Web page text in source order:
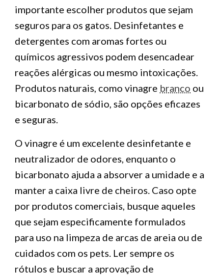
importante escolher produtos que sejam
seguros para os gatos. Desinfetantes e
detergentes com aromas fortes ou
químicos agressivos podem desencadear
reações alérgicas ou mesmo intoxicações.
Produtos naturais, como vinagre branco ou
bicarbonato de sódio, são opções eficazes
e seguras.
O vinagre é um excelente desinfetante e
neutralizador de odores, enquanto o
bicarbonato ajuda a absorver a umidade e a
manter a caixa livre de cheiros. Caso opte
por produtos comerciais, busque aqueles
que sejam especificamente formulados
para uso na limpeza de arcas de areia ou de
cuidados com os pets. Ler sempre os
rótulos e buscar a aprovação de